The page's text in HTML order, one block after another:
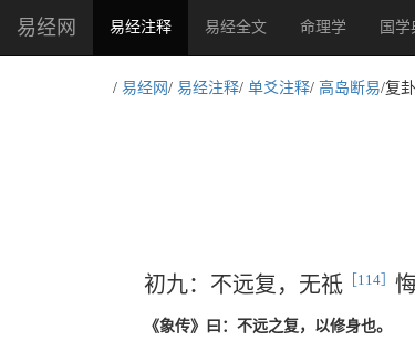
易经网 易经注释(current)易经全文 命理学 国学
/ 易经网 / 易经注释/ 单爻注释/ 高岛断易/复
初九：不远复，无祗 ［114］
《象传》曰：不远之复，以修身也。